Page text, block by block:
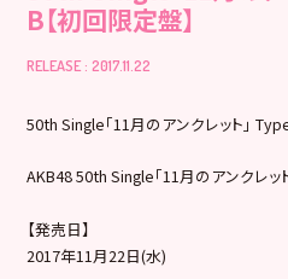
B【初回限定盤】
RELEASE : 2017.11.22
50th Single「11月のアンクレット」
AKB48 50th Single「11月のアンクレ
【発売日】
2017年11月22日(水)